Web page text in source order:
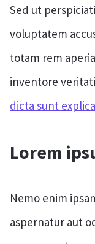
Sed ut
voluptatem
totam rem
inventore
dicta sunt
Lorem
Nemo enim
aspernatur aut